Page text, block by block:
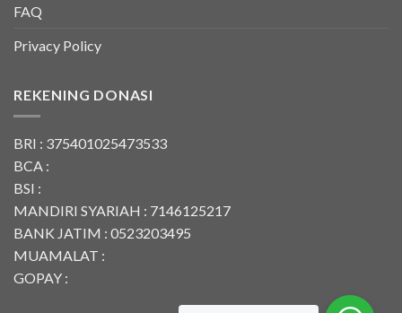
FAQ
Privacy Policy
REKENING DONASI
BRI : 375401025473533
BCA :
BSI :
MANDIRI SYARIAH : 7146125217
BANK JATIM : 0523203495
MUAMALAT :
GOPAY :